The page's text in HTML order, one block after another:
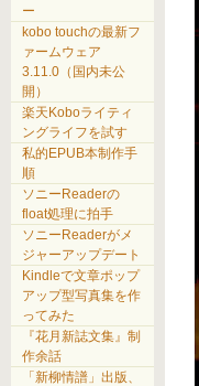
ー
kobo touchの最新フ
ァームウェア
3.11.0（国内未公
開）
楽天Koboライティ
ングライフを試す
私的EPUB本制作手
順
ソニーReaderの
float処理に拍手
ソニーReaderがメ
ジャーアップデート
Kindleで文章ポップ
アップ型写真集を作
ってみた
『花月新誌文集』制
作余話
「新柳情譜」出版、